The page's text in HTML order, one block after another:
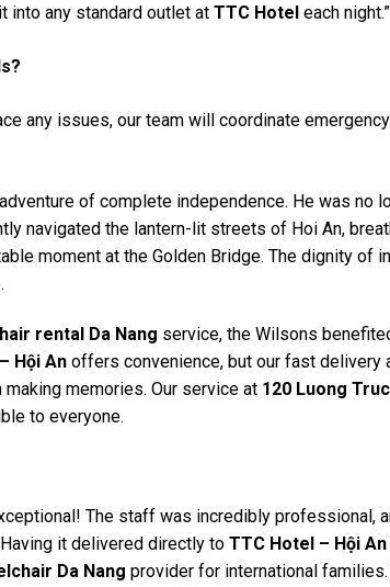
into any standard outlet at TTC Hoteleach night.”
any issues, our team will coordinate
of complete independence. He was no
navigated the lantern-lit streets of Hoi An,
moment at the Golden Bridge. The dignity of
rental Da Nang service, the Wilsons
Hội An offers convenience, but our fast delivery
memories. Our service at 120 Luong
to everyone.
The staff was incredibly professional,
it delivered directly to TTC Hotel – Hội An
Da Nang provider for international